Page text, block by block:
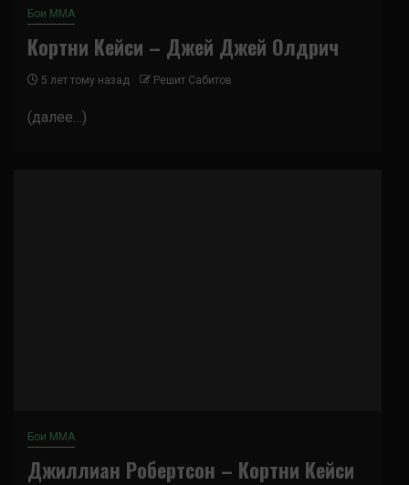
Бои ММА
Кортни Кейси – Джей Джей Олдрич
5 лет тому назад Решит Сабитов
(далее…)
Бои ММА
Джиллиан Робертсон – Кортни Кейси